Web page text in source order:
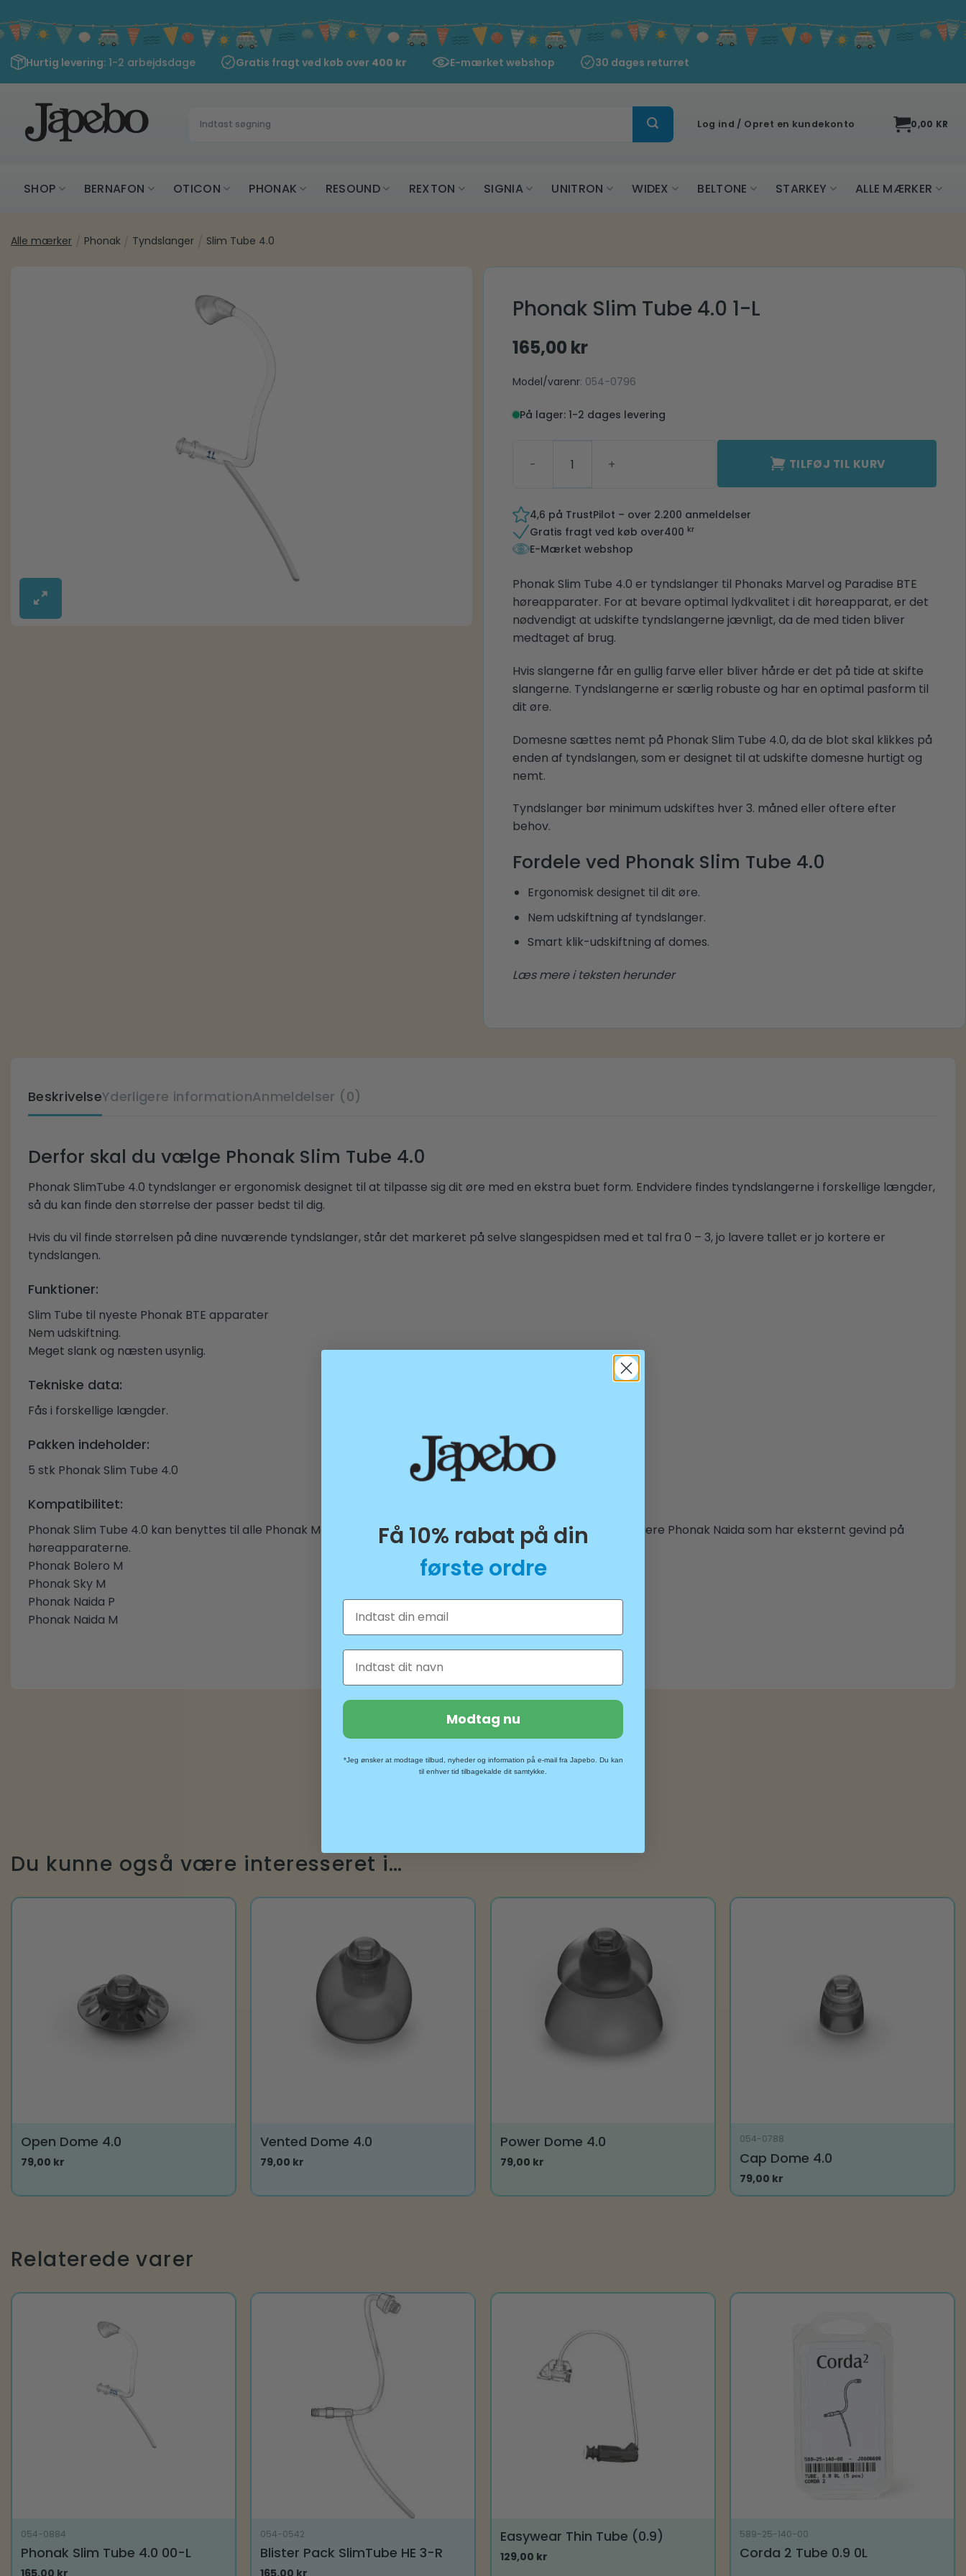
til
indhold
Hurtig levering: 1-2 arbejdsdage Gratis fragt ved køb over 400 kr E-mærket webshop 30 dages returret
efter:
Log ind / Opret en kundekonto 0,00 KR
SHOP BERNAFON OTICON PHONAK RESOUND REXTON SIGNIA UNITRON WIDEX BELTONE STARKEY ALLE MÆRKER
Alle mærker / Phonak / Tyndslanger / Slim Tube 4.0
Phonak Slim Tube 4.0 1-L
165,00 kr
Model/varenr: 054-0796
På lager: 1-2 dages levering
TILFØJ TIL KURV
4,6 på TrustPilot – over 2.200 anmeldelser
Gratis fragt ved køb over400 kr
E-Mærket webshop
Phonak Slim Tube 4.0 er tyndslanger til Phonaks Marvel og Paradise BTE
høreapparater. For at bevare optimal lydkvalitet i dit høreapparat, er det
nødvendigt at udskifte tyndslangerne jævnligt, da de med tiden bliver
medtaget af brug.
Hvis slangerne får en gullig farve eller bliver hårde er det på tide at skifte
slangerne. Tyndslangerne er særlig robuste og har en optimal pasform til
dit øre.
Domesne sættes nemt på Phonak Slim Tube 4.0, da de blot skal klikkes på
enden af tyndslangen, som er designet til at udskifte domesne hurtigt og
nemt.
Tyndslanger bør minimum udskiftes hver 3. måned eller oftere efter
behov.
Fordele ved Phonak Slim Tube 4.0
Ergonomisk designet til dit øre.
Nem udskiftning af tyndslanger.
Smart klik-udskiftning af domes.
Læs mere i teksten herunder
BeskrivelseYderligere informationAnmeldelser (0)
Derfor skal du vælge Phonak Slim Tube 4.0
Phonak SlimTube 4.0 tyndslanger er ergonomisk designet til at tilpasse sig dit øre med en ekstra buet form. Endvidere findes tyndslangerne i forskellige længder,
så du kan finde den størrelse der passer bedst til dig.
Hvis du vil finde størrelsen på dine nuværende tyndslanger, står det markeret på selve slangespidsen med et tal fra 0 – 3, jo lavere tallet er jo kortere er
tyndslangen.
Funktioner:
Slim Tube til nyeste Phonak BTE apparater
Nem udskiftning.
Meget slank og næsten usynlig.
Tekniske data:
Fås i forskellige længder.
Pakken indeholder:
5 stk Phonak Slim Tube 4.0
Kompatibilitet:
Phonak Slim Tube 4.0 kan benyttes til alle Phonak Marvel og Paradise BTE høreapparater samt udvalgte tidligere Phonak Naida som har eksternt gevind på
høreapparaterne.
Phonak Bolero M
Phonak Sky M
Phonak Naida P
Phonak Naida M
Du kunne også være interesseret i…
Open Dome 4.0
79,00 kr
Mulighederne
vælges
Vented Dome 4.0
79,00 kr
vælges
Power Dome 4.0
79,00 kr
vælges
054-0788
Cap Dome 4.0
79,00 kr
Relaterede varer
054-0884
Phonak Slim Tube 4.0 00-L
054-0542
Blister Pack SlimTube HE 3-R
Easywear Thin Tube (0.9)
129,00 kr
589-25-140-00
Corda 2 Tube 0.9 0L
Få 10% rabat på din
første ordre
Email
Fornavn
Modtag nu
*Jeg ønsker at modtage tilbud, nyheder og information på e-mail fra Japebo. Du kan
til enhver tid tilbagekalde dit samtykke.